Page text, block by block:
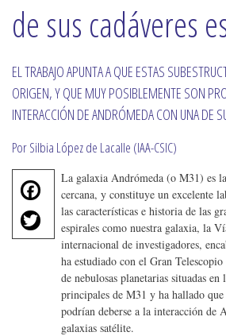
de sus cadáveres
EL TRABAJO APUNTA A QUE ESTAS
ORIGEN, Y QUE MUY POSIBLEMENTE SON
INTERACCIÓN DE ANDRÓMEDA CON UNA DE
Por Silbia López de Lacalle (IAA-CSIC)
F
e
T
w
it
te
La galaxia Andrómeda (o M31) es
cercana, y constituye un excelente
las características e historia de las
espirales como nuestra galaxia, la
internacional de investigadores,
ha estudiado con el Gran
de nebulosas planetarias situadas en
principales de M31 y ha hallado que
podrían deberse a la interacción de
galaxias satélite.